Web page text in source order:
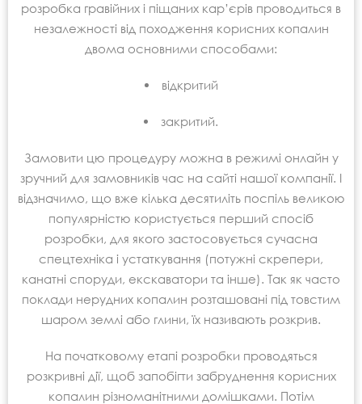
розробка гравійних і піщаних кар’єрів проводиться в
незалежності від походження корисних копалин
двома основними способами:
відкритий
закритий.
Замовити цю процедуру можна в режимі онлайн у
зручний для замовників час на сайті нашої компанії. І
відзначимо, що вже кілька десятиліть поспіль великою
популярністю користується перший спосіб
розробки, для якого застосовується сучасна
спецтехніка і устаткування (потужні скрепери,
канатні споруди, екскаватори та інше). Так як часто
поклади нерудних копалин розташовані під товстим
шаром землі або глини, їх називають розкрив.
На початковому етапі розробки проводяться
розкривні дії, щоб запобігти забруднення корисних
копалин різноманітними домішками. Потім